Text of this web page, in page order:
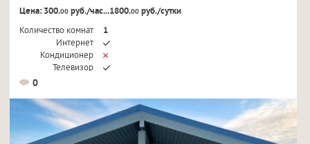
Цена: 300.00руб./час...1800.00руб./сутки
Количество комнат
1
Интернет
Кондиционер
Телевизор
0